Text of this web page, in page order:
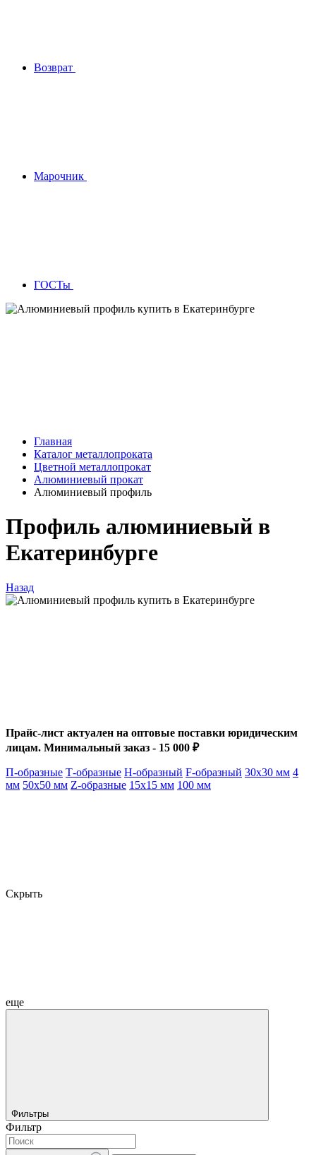
Возврат
Марочник
ГОСТы
Главная
Каталог металлопроката
Цветной металлопрокат
Алюминиевый прокат
Алюминиевый профиль
Профиль алюминиевый в
Екатеринбурге
Назад
Прайс-лист актуален на оптовые поставки юридическим
лицам. Минимальный заказ - 15 000 ₽
П-образные Т-образные Н-образный F-образный 30х30 мм 4
мм 50х50 мм Z-образные 15х15 мм 100 мм
Скрыть
еще
Фильтры
Фильтр